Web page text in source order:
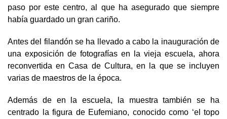
paso por este centro, al que ha asegurado que siempre
había guardado un gran cariño.
Antes del filandón se ha llevado a cabo la inauguración de
una exposición de fotografías en la vieja escuela, ahora
reconvertida en Casa de Cultura, en la que se incluyen
varias de maestros de la época.
Además de en la escuela, la muestra también se ha
centrado la figura de Eufemiano, conocido como ‘el topo